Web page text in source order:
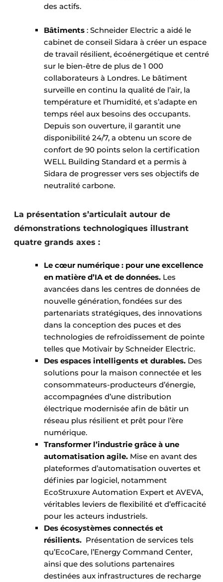
des actifs.
Bâtiments : Schneider Electric a aidé le
cabinet de conseil Sidara à créer un espace
de travail résilient, écoénergétique et centré
sur le bien-être de plus de 1 000
collaborateurs à Londres. Le bâtiment
surveille en continu la qualité de l’air, la
température et l’humidité, et s’adapte en
temps réel aux besoins des occupants.
Depuis son ouverture, il garantit une
disponibilité 24/7, a obtenu un score de
confort de 90 points selon la certification
WELL Building Standard et a permis à
Sidara de progresser vers ses objectifs de
neutralité carbone.
La présentation s’articulait autour de
démonstrations technologiques illustrant
quatre grands axes :
Le cœur numérique : pour une excellence
en matière d’IA et de données. Les
avancées dans les centres de données de
nouvelle génération, fondées sur des
partenariats stratégiques, des innovations
dans la conception des puces et des
technologies de refroidissement de pointe
telles que Motivair by Schneider Electric.
Des espaces intelligents et durables. Des
solutions pour la maison connectée et les
consommateurs-producteurs d’énergie,
accompagnées d’une distribution
électrique modernisée afin de bâtir un
réseau plus résilient et prêt pour l’ère
numérique.
Transformer l’industrie grâce à une
automatisation agile. Mise en avant des
plateformes d’automatisation ouvertes et
définies par logiciel, notamment
EcoStruxure Automation Expert et AVEVA,
véritables leviers de flexibilité et d’efficacité
pour les acteurs industriels.
Des écosystèmes connectés et
résilients. Présentation de services tels
qu’EcoCare, l’Energy Command Center,
ainsi que des solutions partenaires
destinées aux infrastructures de recharge